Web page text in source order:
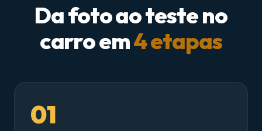
Da foto ao teste no
carro em4 etapas
01